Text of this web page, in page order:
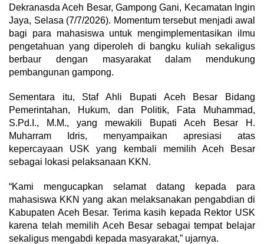
Dekranasda Aceh Besar, Gampong Gani, Kecamatan Ingin
Jaya, Selasa (7/7/2026). Momentum tersebut menjadi awal
bagi para mahasiswa untuk mengimplementasikan ilmu
pengetahuan yang diperoleh di bangku kuliah sekaligus
berbaur dengan masyarakat dalam mendukung
pembangunan gampong.
Sementara itu, Staf Ahli Bupati Aceh Besar Bidang
Pemerintahan, Hukum, dan Politik, Fata Muhammad,
S.Pd.I., M.M., yang mewakili Bupati Aceh Besar H.
Muharram Idris, menyampaikan apresiasi atas
kepercayaan USK yang kembali memilih Aceh Besar
sebagai lokasi pelaksanaan KKN.
“Kami mengucapkan selamat datang kepada para
mahasiswa KKN yang akan melaksanakan pengabdian di
Kabupaten Aceh Besar. Terima kasih kepada Rektor USK
karena telah memilih Aceh Besar sebagai tempat belajar
sekaligus mengabdi kepada masyarakat,” ujarnya.